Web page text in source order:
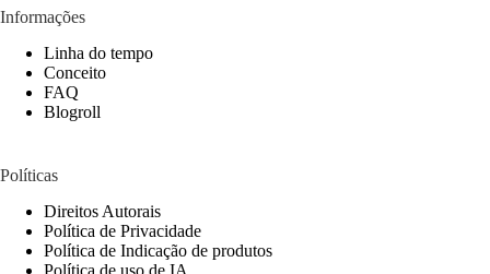
Informações
Linha do tempo
Conceito
FAQ
Blogroll
Políticas
Direitos Autorais
Política de Privacidade
Política de Indicação de produtos
Política de uso de IA